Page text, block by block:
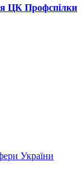
ЦК Профспілки
України